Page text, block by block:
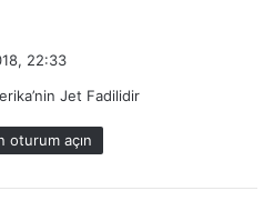
22:33
Jet Fadilidir
oturum açın